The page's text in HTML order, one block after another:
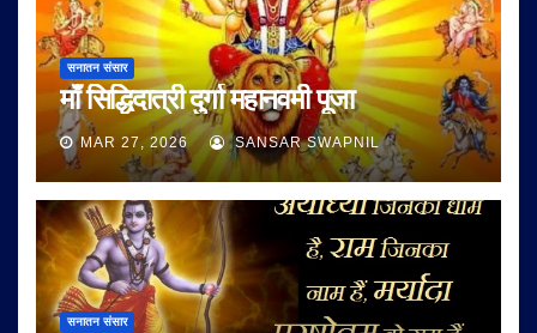
सनातन संसार
माँ सिद्धिदात्री दुर्गा महानवमी पूजा
MAR 27, 2026 SANSAR SWAPNIL
सनातन संसार